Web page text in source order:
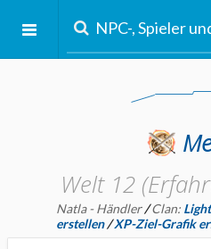
Welt 12
Natla - Händler/Clan:
erstellen/XP-Ziel-Grafik